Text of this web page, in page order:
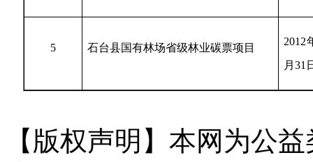
5 石台县国有林场省级林业碳票项目
2012
月 31
【版权声明】本网为公